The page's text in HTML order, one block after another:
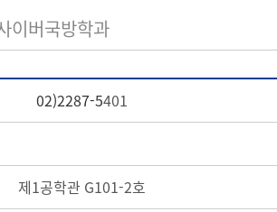
이버국방학과
02)2287-5401
제1공학관 G101-2호